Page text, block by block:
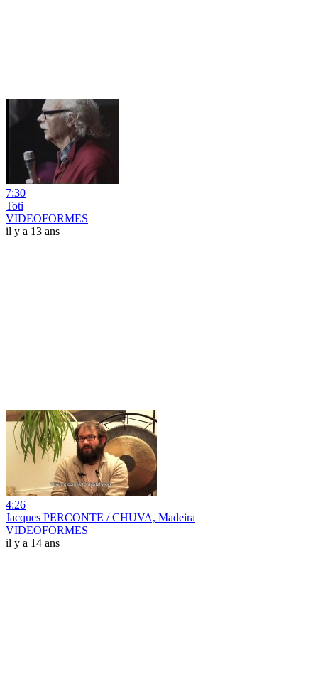
7:30
Toti
VIDEOFORMES
il y a 13 ans
4:26
Jacques PERCONTE / CHUVA, Madeira
VIDEOFORMES
il y a 14 ans